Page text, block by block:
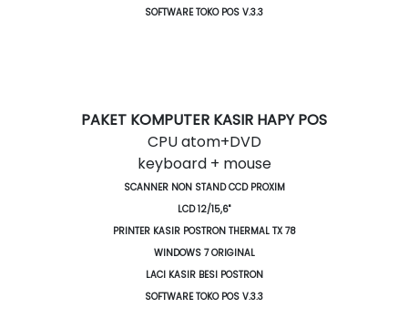
SOFTWARE TOKO POS V.3.3
PAKET KOMPUTER KASIR HAPY POS
CPU atom+DVD
keyboard + mouse
SCANNER NON STAND CCD PROXIM
LCD 12/15,6"
PRINTER KASIR POSTRON THERMAL TX 78
WINDOWS 7 ORIGINAL
LACI KASIR BESI POSTRON
SOFTWARE TOKO POS V.3.3